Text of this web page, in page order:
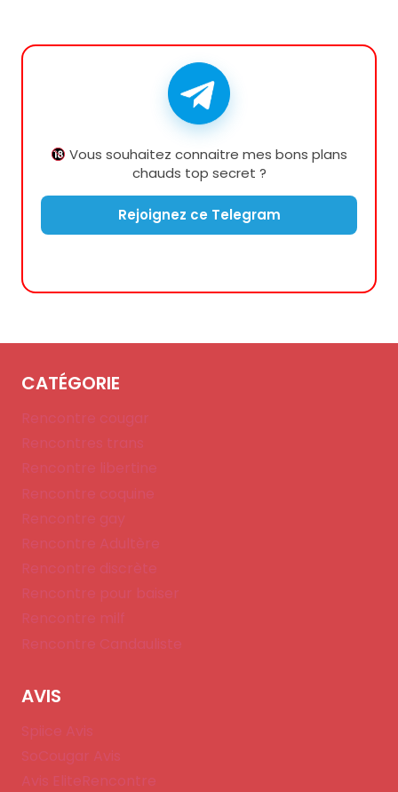
Vous souhaitez connaitre mes bons plans
chauds top secret ?
Rejoignez ce Telegram
CATÉGORIE
Rencontre cougar
Rencontres trans
Rencontre libertine
Rencontre coquine
Rencontre gay
Rencontre Adultère
Rencontre discrète
Rencontre pour baiser
Rencontre milf
Rencontre Candauliste
AVIS
Spiice Avis
SoCougar Avis
Avis EliteRencontre